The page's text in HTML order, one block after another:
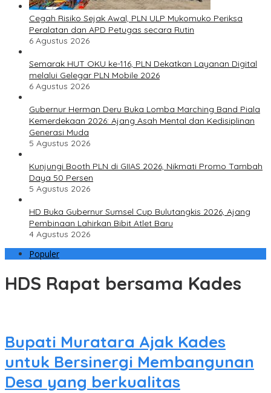
Cegah Risiko Sejak Awal, PLN ULP Mukomuko Periksa
Peralatan dan APD Petugas secara Rutin
6 Agustus 2026
Semarak HUT OKU ke-116, PLN Dekatkan Layanan Digital
melalui Gelegar PLN Mobile 2026
6 Agustus 2026
Gubernur Herman Deru Buka Lomba Marching Band Piala
Kemerdekaan 2026: Ajang Asah Mental dan Kedisiplinan
Generasi Muda
5 Agustus 2026
Kunjungi Booth PLN di GIIAS 2026, Nikmati Promo Tambah
Daya 50 Persen
5 Agustus 2026
HD Buka Gubernur Sumsel Cup Bulutangkis 2026, Ajang
Pembinaan Lahirkan Bibit Atlet Baru
4 Agustus 2026
Populer
HDS Rapat bersama Kades
Bupati Muratara Ajak Kades
untuk Bersinergi Membangunan
Desa yang berkualitas